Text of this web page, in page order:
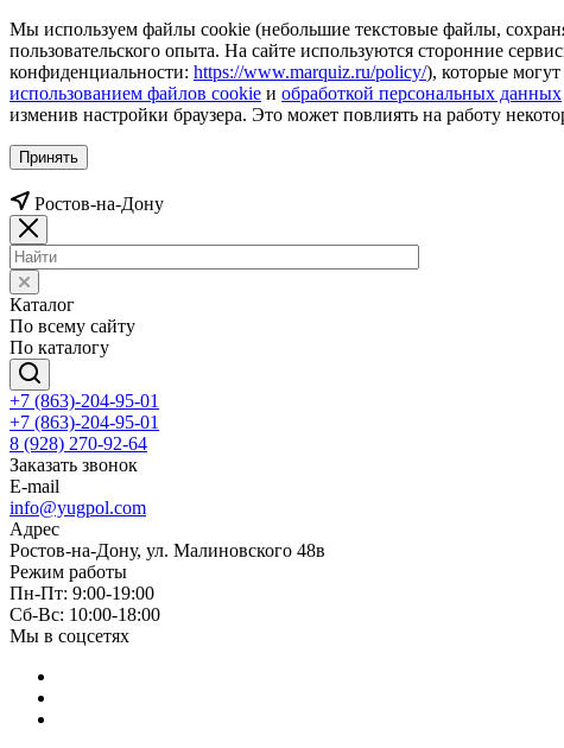
Мы используем файлы cookie (небольшие текстовые файлы,
пользовательского опыта. На сайте используются сторонние
конфиденциальности: https://www.marquiz.ru/policy/), которые
использованием файлов cookie и обработкой персональных данных
изменив настройки браузера. Это может повлиять на работу
Принять
Ростов-на-Дону
Каталог
По всему сайту
По каталогу
+7 (863)-204-95-01
+7 (863)-204-95-01
8 (928) 270-92-64
Заказать звонок
E-mail
info@yugpol.com
Адрес
Ростов-на-Дону, ул. Малиновского 48в
Режим работы
Пн-Пт: 9:00-19:00
Cб-Вс: 10:00-18:00
Мы в соцсетях